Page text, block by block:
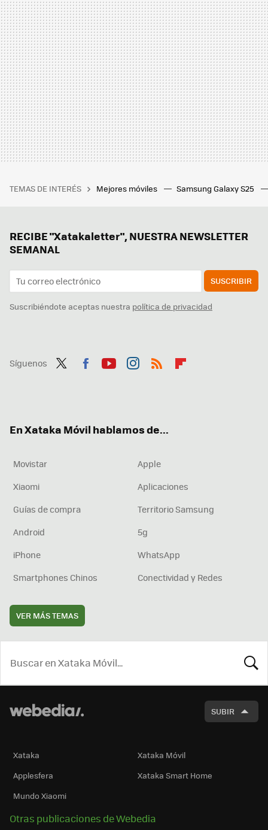
TEMAS DE INTERÉS Mejores móviles Samsung Galaxy S25
RECIBE "Xatakaletter", NUESTRA NEWSLETTER
SEMANAL
SUSCRIBIR
Suscribiéndote aceptas nuestra política de privacidad
Síguenos
En Xataka Móvil hablamos de...
Movistar
Apple
Xiaomi
Aplicaciones
Guías de compra
Territorio Samsung
Android
5g
iPhone
WhatsApp
Smartphones Chinos
Conectividad y Redes
VER MÁS TEMAS
SUBIR
Xataka
Xataka Móvil
Applesfera
Xataka Smart Home
Mundo Xiaomi
Otras publicaciones de Webedia